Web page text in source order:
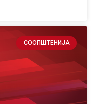
СООПШТЕНИЈА